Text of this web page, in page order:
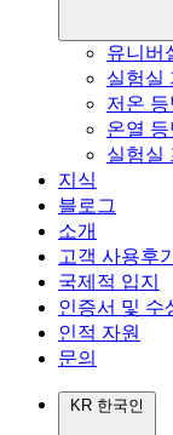
유니버
실험실
저온
온열
실험실
지식
블로그
소개
고객 사용후기
국제적 입지
인증서 및 수
인적 자원
문의
KR 한국인